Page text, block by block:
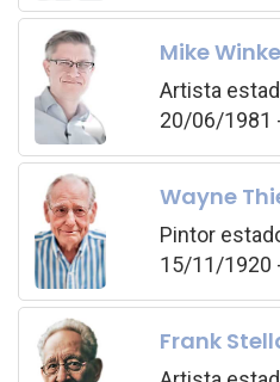
Mike
Artista
20/06/1981
Wayne
Pintor
15/11/1920
Frank